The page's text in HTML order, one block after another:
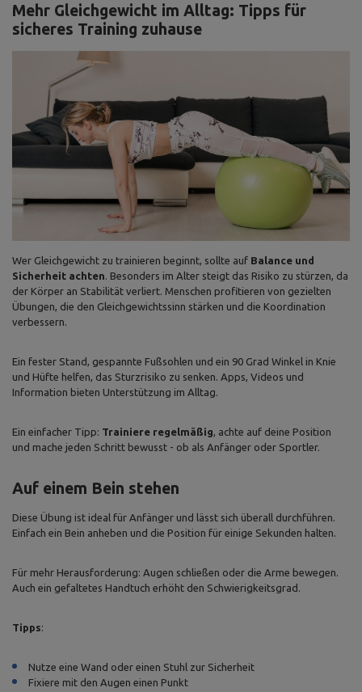
Mehr Gleichgewicht im Alltag: Tipps für
sicheres Training zuhause
Wer Gleichgewicht zu trainieren beginnt, sollte auf Balance und
Sicherheit achten . Besonders im Alter steigt das Risiko zu stürzen, da
der Körper an Stabilität verliert. Menschen profitieren von gezielten
Übungen, die den Gleichgewichtssinn stärken und die Koordination
verbessern.
Ein fester Stand, gespannte Fußsohlen und ein 90 Grad Winkel in Knie
und Hüfte helfen, das Sturzrisiko zu senken. Apps, Videos und
Information bieten Unterstützung im Alltag.
Ein einfacher Tipp: Trainiere regelmäßig , achte auf deine Position
und mache jeden Schritt bewusst - ob als Anfänger oder Sportler.
Auf einem Bein stehen
Diese Übung ist ideal für Anfänger und lässt sich überall durchführen.
Einfach ein Bein anheben und die Position für einige Sekunden halten.
Für mehr Herausforderung: Augen schließen oder die Arme bewegen.
Auch ein gefaltetes Handtuch erhöht den Schwierigkeitsgrad.
Tipps:
Nutze eine Wand oder einen Stuhl zur Sicherheit
Fixiere mit den Augen einen Punkt